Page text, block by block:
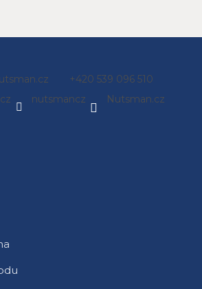
+420 539 096 510
nutsmancz Nutsman.cz